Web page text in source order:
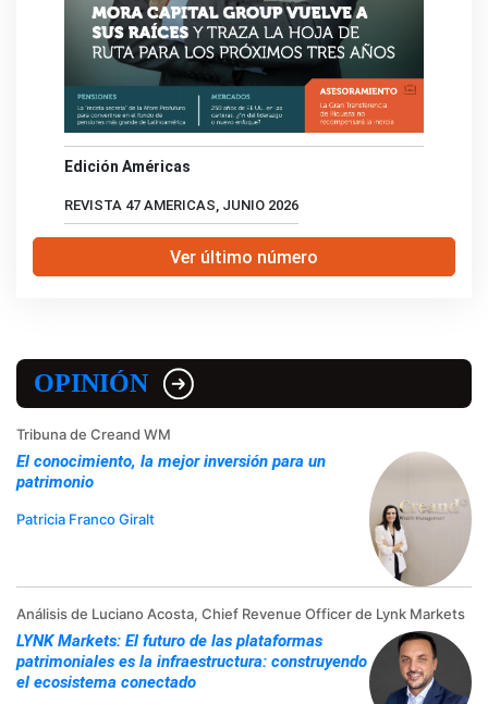
Edición Américas
REVISTA 47 AMERICAS, JUNIO 2026
Ver último número
OPINIÓN
Tribuna de Creand WM
El conocimiento, la mejor inversión para un
patrimonio
Patricia Franco Giralt
Análisis de Luciano Acosta, Chief Revenue Officer de Lynk Markets
LYNK Markets: El futuro de las plataformas
patrimoniales es la infraestructura: construyendo
el ecosistema conectado